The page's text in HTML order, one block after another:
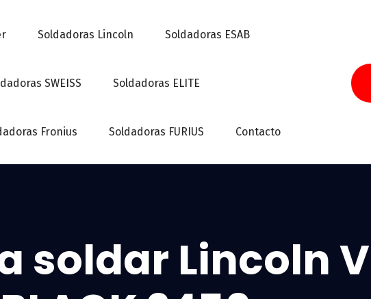
Soldadoras Lincoln Soldadoras ESAB
SWEISS Soldadoras ELITE
Fronius Soldadoras FURIUS Contacto
soldar Lincoln